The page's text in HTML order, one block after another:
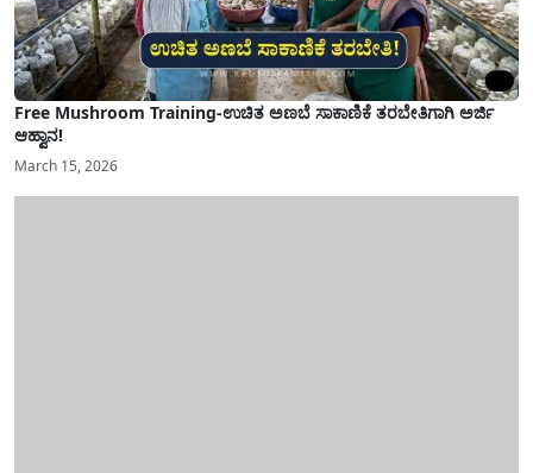
Free Mushroom Training-ಉಚಿತ ಅಣಬೆ ಸಾಕಾಣಿಕೆ ತರಬೇತಿಗಾಗಿ ಅರ್ಜಿ
ಆಹ್ವಾನ!
March 15, 2026